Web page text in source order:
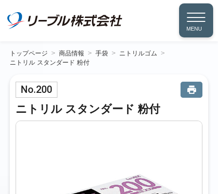
MENU
トップページ 商品情報 手袋
ニトリルゴム
ニトリル スタンダード 粉付
No.200
ニトリル スタンダード 粉付